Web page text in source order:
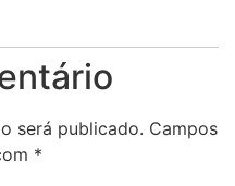
será publicado. Campos
*